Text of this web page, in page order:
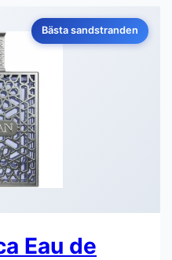
Bästa sandstranden
Eau de